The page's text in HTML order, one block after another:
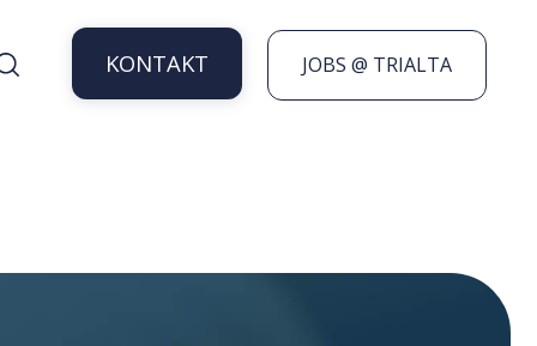
KONTAKT JOBS @ TRIALTA